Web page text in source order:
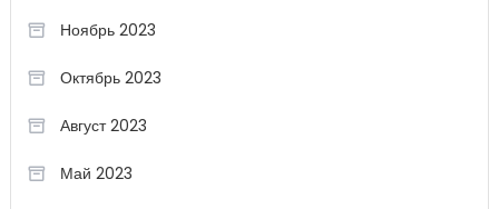
Ноябрь 2023
Октябрь 2023
Август 2023
Май 2023